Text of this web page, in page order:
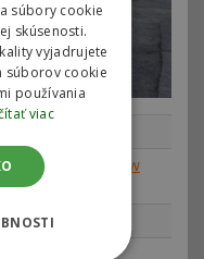
III 220 CDI 140kw
2016
súbory cookie
skúsenosti.
vyjadrujete
súborov cookie
používania
viac